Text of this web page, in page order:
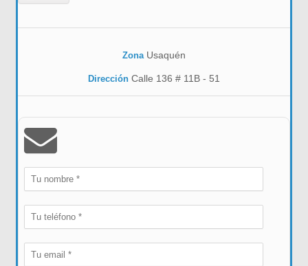
Zona Usaquén
Dirección Calle 136 # 11B - 51